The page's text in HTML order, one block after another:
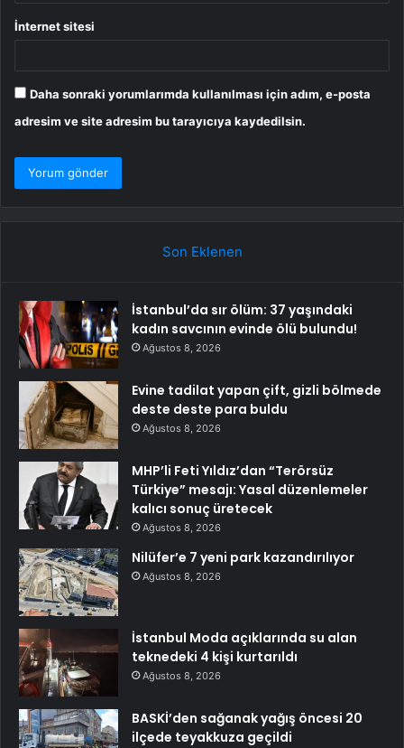
İnternet sitesi
Daha sonraki yorumlarımda kullanılması için adım, e-posta
adresim ve site adresim bu tarayıcıya kaydedilsin.
Son Eklenen
İstanbul’da sır ölüm: 37 yaşındaki
kadın savcının evinde ölü bulundu!
Ağustos 8, 2026
Evine tadilat yapan çift, gizli bölmede
deste deste para buldu
Ağustos 8, 2026
MHP’li Feti Yıldız’dan “Terörsüz
Türkiye” mesajı: Yasal düzenlemeler
kalıcı sonuç üretecek
Ağustos 8, 2026
Nilüfer’e 7 yeni park kazandırılıyor
Ağustos 8, 2026
İstanbul Moda açıklarında su alan
teknedeki 4 kişi kurtarıldı
Ağustos 8, 2026
BASKİ’den sağanak yağış öncesi 20
ilçede teyakkuza geçildi